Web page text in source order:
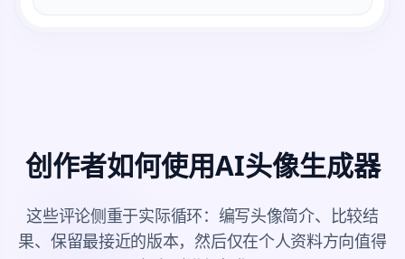
创作者如何使用AI头像生成器
这些评论侧重于实际循环：编写头像简介、比较结
果、保留最接近的版本，然后仅在个人资料方向值得